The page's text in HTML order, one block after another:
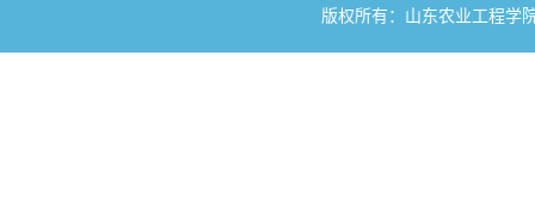
版权所有：山东农业工程学